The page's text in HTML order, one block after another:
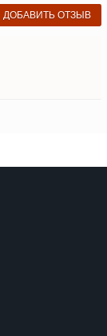
ДОБАВИТЬ ОТЗЫВ